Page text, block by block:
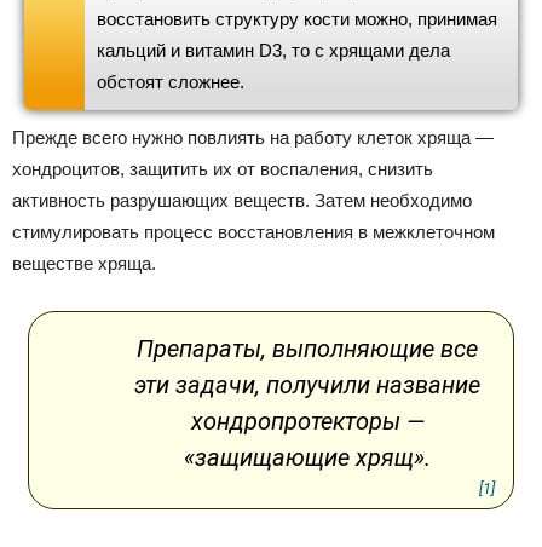
восстановить структуру кости можно, принимая
кальций и витамин D3, то с хрящами дела
обстоят сложнее.
Прежде всего нужно повлиять на работу клеток хряща —
хондроцитов, защитить их от воспаления, снизить
активность разрушающих веществ. Затем необходимо
стимулировать процесс восстановления в межклеточном
веществе хряща.
Препараты, выполняющие все
эти задачи, получили название
хондропротекторы —
«защищающие хрящ».
[1]